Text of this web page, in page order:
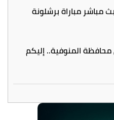
مباشر مباراة برشلونة
15 قرية في محافظة المنوفية.. إليكم